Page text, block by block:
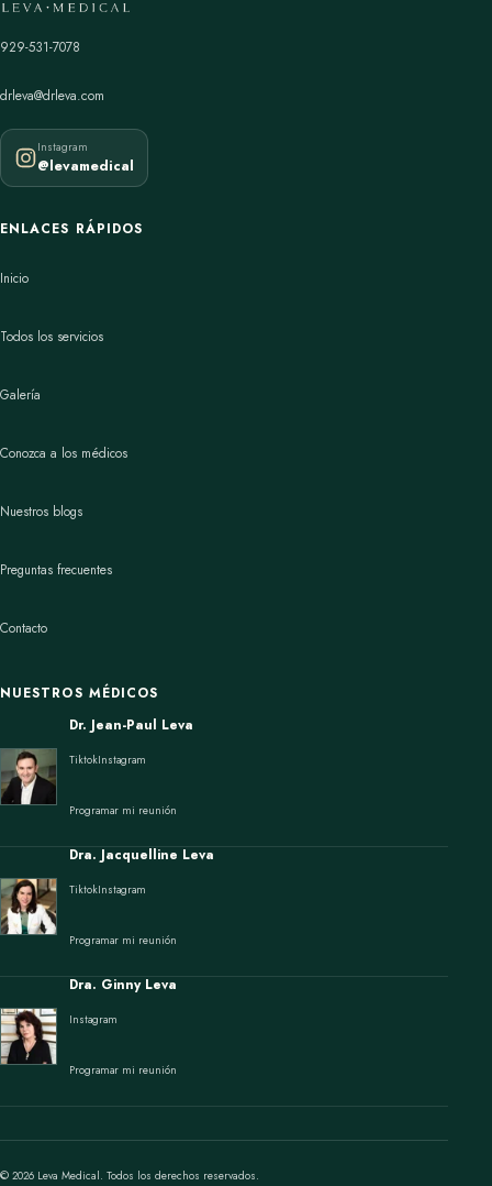
929-531-7078
drleva@drleva.com
Instagram
@levamedical
ENLACES RÁPIDOS
Inicio
Todos los servicios
Galería
Conozca a los médicos
Nuestros blogs
Preguntas frecuentes
Contacto
NUESTROS MÉDICOS
Dr. Jean-Paul Leva
TiktokInstagram
Programar mi reunión
Dra. Jacquelline Leva
TiktokInstagram
Programar mi reunión
Dra. Ginny Leva
Instagram
Programar mi reunión
© 2026 Leva Medical. Todos los derechos reservados.